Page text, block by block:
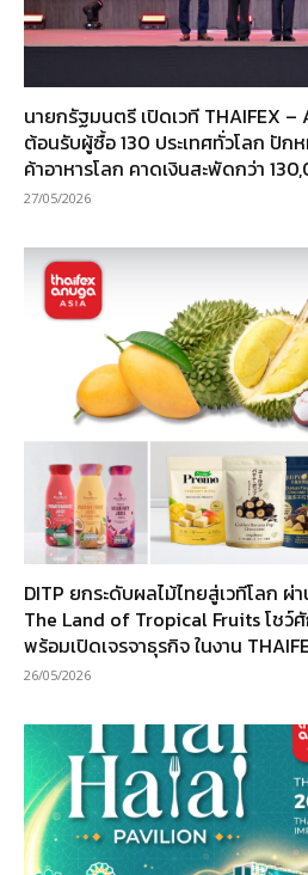
นายกรัฐมนตรี เปิดเวที THAIFEX –
ต้อนรับผู้ซื้อ 130 ประเทศทั่วโลก ปัก
ค้าอาหารโลก คาดเงินสะพัดกว่า
27/05/2026
DITP ยกระดับผลไม้ไทยสู่เวทีโลก
The Land of Tropical Fruits โช
พร้อมเปิดเจรจาธุรกิจ ในงาน
26/05/2026